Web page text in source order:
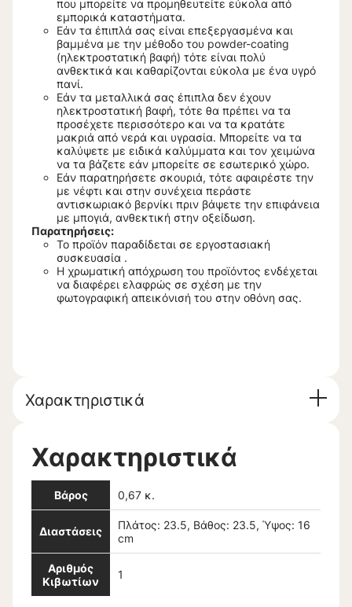
που μπορείτε να προμηθευτείτε εύκολα από
εμπορικά καταστήματα.
Εάν τα έπιπλά σας είναι επεξεργασμένα και
βαμμένα με την μέθοδο του powder-coating
(ηλεκτροστατική βαφή) τότε είναι πολύ
ανθεκτικά και καθαρίζονται εύκολα με ένα υγρό
πανί.
Εάν τα μεταλλικά σας έπιπλα δεν έχουν
ηλεκτροστατική βαφή, τότε θα πρέπει να τα
προσέχετε περισσότερο και να τα κρατάτε
μακριά από νερά και υγρασία. Μπορείτε να τα
καλύψετε με ειδικά καλύμματα και τον χειμώνα
να τα βάζετε εάν μπορείτε σε εσωτερικό χώρο.
Εάν παρατηρήσετε σκουριά, τότε αφαιρέστε την
με νέφτι και στην συνέχεια περάστε
αντισκωριακό βερνίκι πριν βάψετε την επιφάνεια
με μπογιά, ανθεκτική στην οξείδωση.
Παρατηρήσεις:
Το προϊόν παραδίδεται σε εργοστασιακή
συσκευασία .
Η χρωματική απόχρωση του προϊόντος ενδέχεται
να διαφέρει ελαφρώς σε σχέση με την
φωτογραφική απεικόνισή του στην οθόνη σας.
Χαρακτηριστικά
Χαρακτηριστικά
Βάρος 0,67 κ.
Διαστάσεις
Πλάτος: 23.5, Βάθος: 23.5, Ύψος: 16
cm
Αριθμός
Κιβωτίων
1